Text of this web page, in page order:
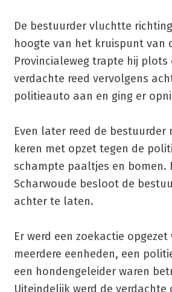
De bestuurder vluchtte
hoogte van het kruispunt van
Provincialeweg trapte hij plots
verdachte reed vervolgens
politieauto aan en ging er
Even later reed de bestuurder
keren met opzet tegen de
schampte paaltjes en bomen.
Scharwoude besloot de
achter te laten.
Er werd een zoekactie opgezet
meerdere eenheden, een
een hondengeleider waren
Uiteindelijk werd de